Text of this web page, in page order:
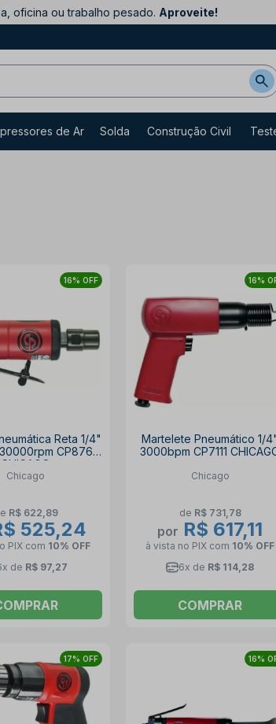
oficina ou trabalho pesado. Aproveite!
de Ar Solda Construção Civil
16% OFF
Reta 1/4"
CP876
CHICAGO
Chicago
R$ 622,89
525,24
PIX com 10% OFF
de R$ 97,27
16%
Martelete Pneumático 1/4"
3000bpm CP7111
Chicago
de R$ 731,78
por R$ 617,11
à vista no PIX com 10% OFF
6x de R$ 114,28
COMPRAR
17% OFF 16%